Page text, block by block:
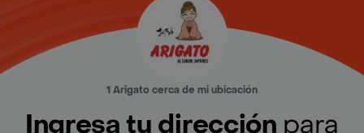
1 Arigato cerca de mi ubicación
Ingresa tu dirección para